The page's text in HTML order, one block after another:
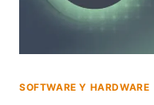
SOFTWARE Y HARDWARE